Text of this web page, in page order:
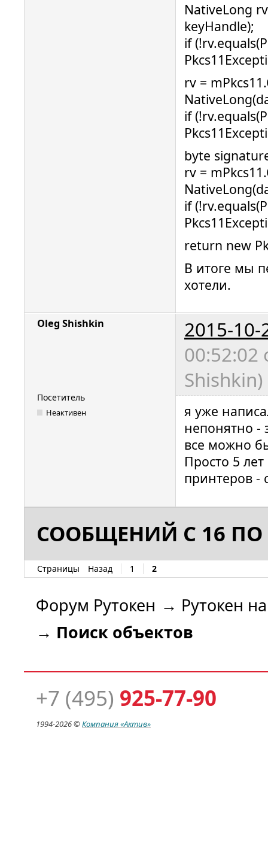
NativeLong
keyHandle);
if
rv =
if
byte
rv =
if
return new
В итоге мы
хотели.
Oleg Shishkin
2015-10-
00:52:02
Shishkin)
Посетитель
Неактивен
я уже
непонятно -
все можно
Просто 5
принтеров -
СООБЩЕНИЙ С 16 ПО
Страницы Назад 1 2
Форум Рутокен → Рутокен
→ Поиск объектов
+7 (495) 925-77-90
1994-2026 ©Компания«Актив»